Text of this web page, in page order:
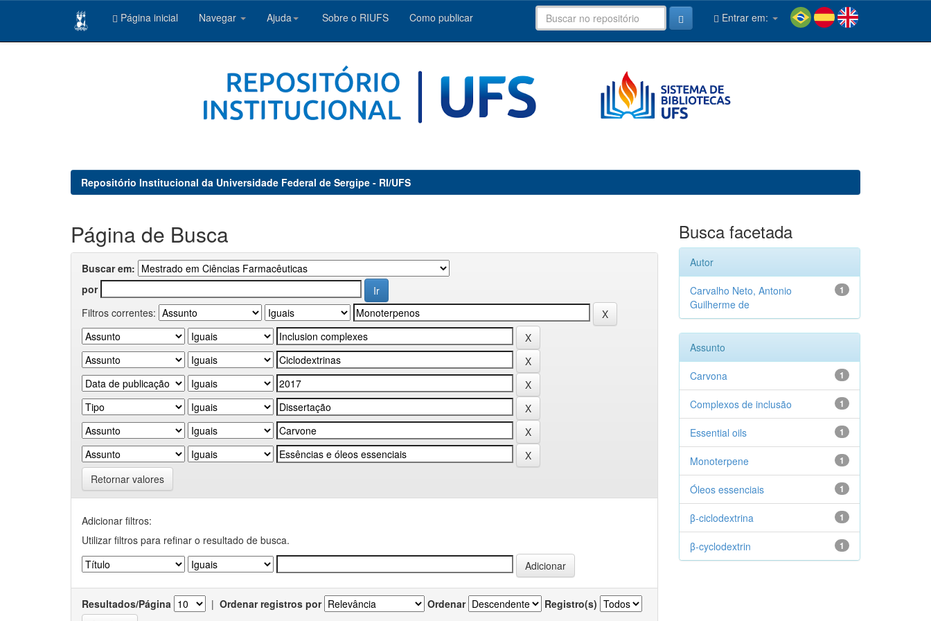
Página inicial Navegar Ajuda Sobre o RIUFS Como publicar Entrar em:
Repositório Institucional da Universidade Federal de Sergipe - RI/UFS
Página de Busca
Buscar em:
por
Filtros correntes:
Retornar valores
Adicionar filtros:
Utilizar filtros para refinar o resultado de busca.
Resultados/Página | Ordenar registros por Ordenar Registro(s)
Busca facetada
Autor
1
Carvalho Neto, Antonio
Guilherme de
Assunto
1
Carvona
1
Complexos de inclusão
1
Essential oils
1
Monoterpene
1
Óleos essenciais
1
β-ciclodextrina
1
β-cyclodextrin